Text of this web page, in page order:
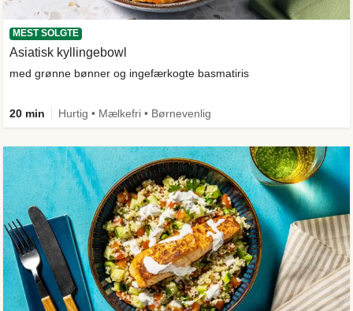
MEST SOLGTE
Asiatisk kyllingebowl
med grønne bønner og ingefærkogte basmatiris
20 min Hurtig • Mælkefri • Børnevenlig